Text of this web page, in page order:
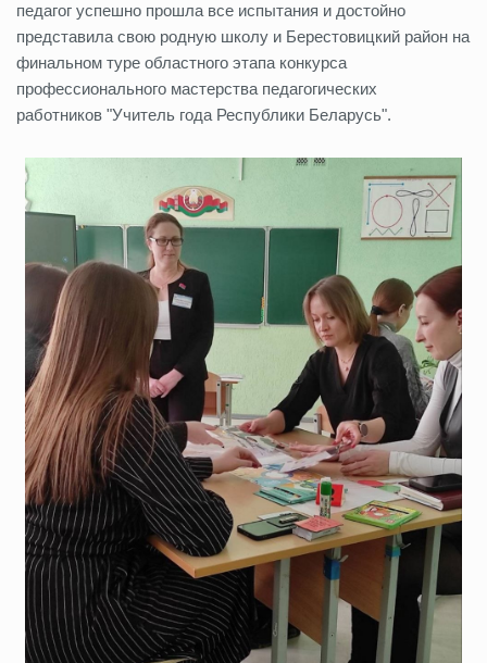
педагог успешно прошла все испытания и достойно
представила свою родную школу и Берестовицкий район на
финальном туре областного этапа конкурса
профессионального мастерства педагогических
работников "Учитель года Республики Беларусь".